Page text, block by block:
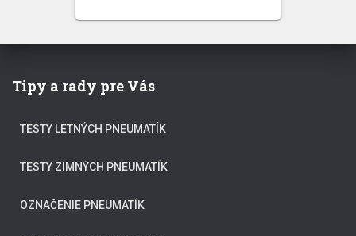
Tipy a rady pre Vás
TESTY LETNÝCH PNEUMATÍK
TESTY ZIMNÝCH PNEUMATÍK
OZNAČENIE PNEUMATÍK